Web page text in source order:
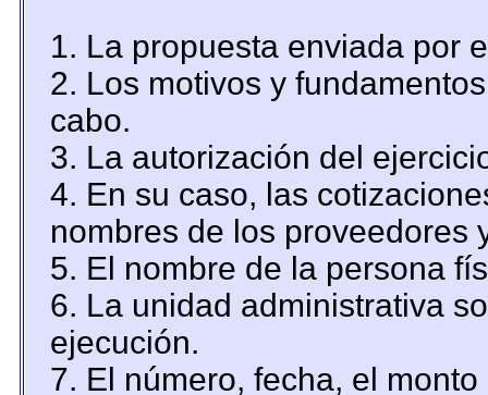
1. La propuesta enviada por
2. Los motivos y
cabo.
3. La autorización del
4. En su caso, las
nombres de los proveedores
5. El nombre de la persona
6. La unidad administrativa
ejecución.
7. El número, fecha, el